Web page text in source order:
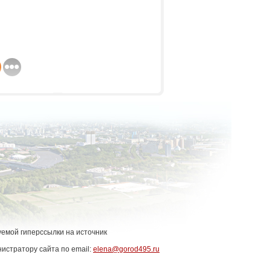
гиперссылки на источник
сайта по email: elena@gorod495.ru